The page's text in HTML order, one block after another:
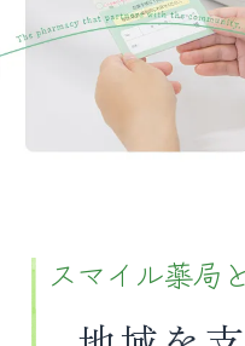
スマイル薬局